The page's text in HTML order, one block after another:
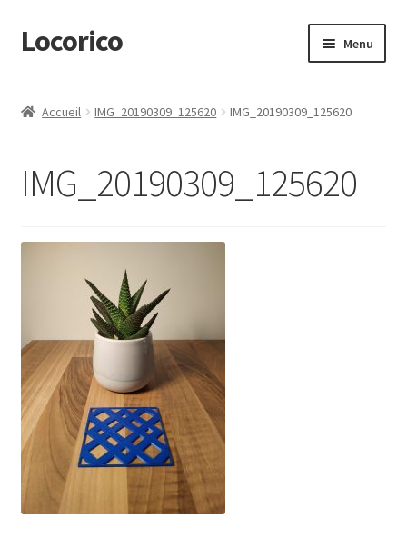
Aller
à
navigation
Aller
au
Locorico Menu
menu
Mon Compte
Accueil IMG_20190309_125620 IMG_20190309_125620
IMG_20190309_125620